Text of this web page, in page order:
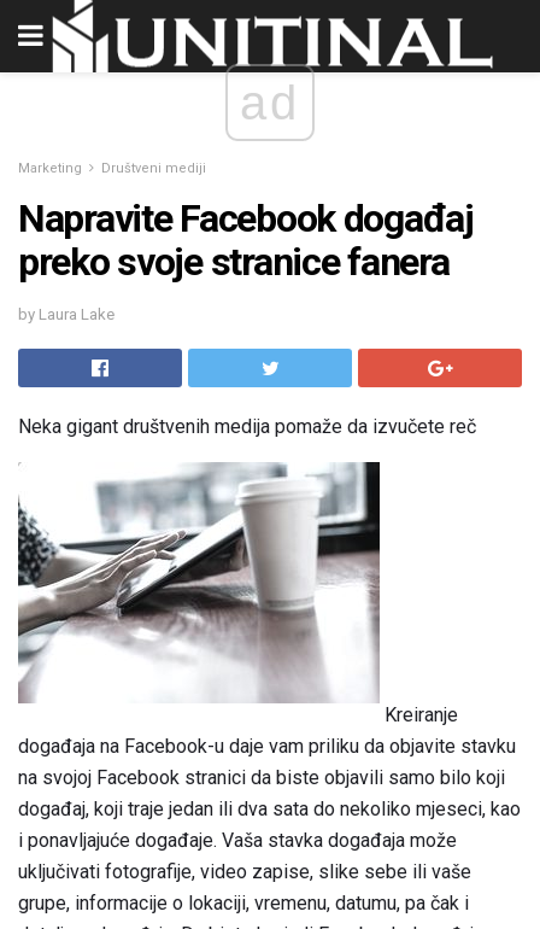
ad
Marketing Društveni mediji
Napravite Facebook događaj
preko svoje stranice fanera
by Laura Lake
Neka gigant društvenih medija pomaže da izvučete reč
Kreiranje
događaja na Facebook-u daje vam priliku da objavite stavku
na svojoj Facebook stranici da biste objavili samo bilo koji
događaj, koji traje jedan ili dva sata do nekoliko mjeseci, kao
i ponavljajuće događaje. Vaša stavka događaja može
uključivati ​​fotografije, video zapise, slike sebe ili vaše
grupe, informacije o lokaciji, vremenu, datumu, pa čak i